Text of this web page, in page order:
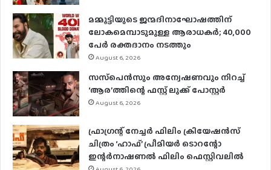
മമ്മൂട്ടിയുടെ ജന്മദിനാഘോഷത്തിന്
ലോകമെമ്പാടുമുള്ള ആരാധകര്‍; 40,000
പേര്‍ രക്തദാനം നടത്തും
August 6, 2026
സസ്‌പെന്‍സും അന്വേഷണവും നിറച്ച്
‘ആര’ത്തിന്റെ ഫസ്റ്റ് ലുക്ക് പോസ്റ്റര്‍
August 6, 2026
ഫ്രാഗ്രന്റ് നേച്ചര്‍ ഫിലിം ക്രിയേഷന്‍സ്
ചിത്രം ‘ഹാഫ്’ പ്രീമിയര്‍ ടൊറന്റോ
ഇന്റര്‍നാഷണല്‍ ഫിലിം ഫെസ്റ്റിവലില്‍